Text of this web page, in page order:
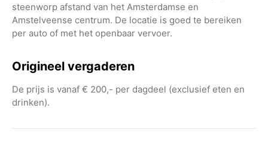
steenworp afstand van het Amsterdamse en
Amstelveense centrum. De locatie is goed te bereiken
per auto of met het openbaar vervoer.
Origineel vergaderen
De prijs is vanaf € 200,- per dagdeel (exclusief eten en
drinken).